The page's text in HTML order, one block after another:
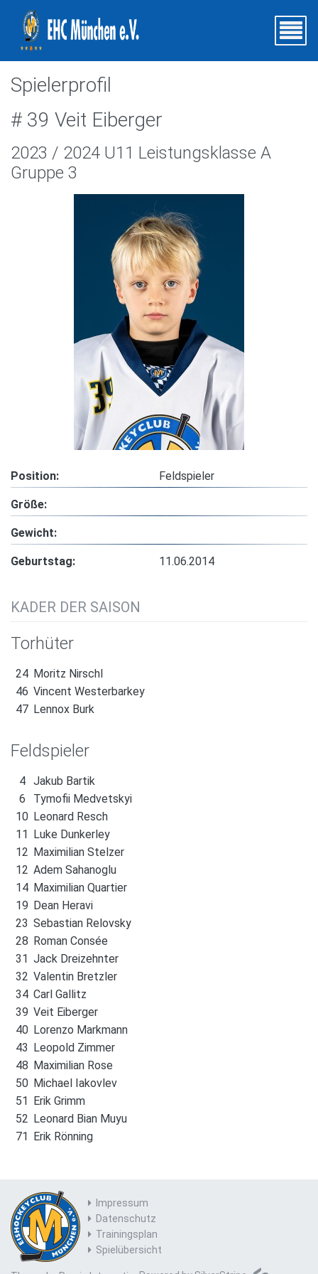
Spielerprofil
# 39 Veit Eiberger
2023 / 2024 U11 Leistungsklasse A
Gruppe 3
Position: Feldspieler
Größe:
Gewicht:
Geburtstag: 11.06.2014
KADER DER SAISON
Torhüter
24 Moritz Nirschl
46 Vincent Westerbarkey
47 Lennox Burk
Feldspieler
4
Jakub Bartik
6
Tymofii Medvetskyi
10 Leonard Resch
11 Luke Dunkerley
12 Maximilian Stelzer
12 Adem Sahanoglu
14 Maximilian Quartier
19 Dean Heravi
23 Sebastian Relovsky
28 Roman Consée
31 Jack Dreizehnter
32 Valentin Bretzler
34 Carl Gallitz
39 Veit Eiberger
40 Lorenzo Markmann
43 Leopold Zimmer
48 Maximilian Rose
50 Michael Iakovlev
51 Erik Grimm
52 Leonard Bian Muyu
71 Erik Rönning
Impressum
Datenschutz
Trainingsplan
Spielübersicht